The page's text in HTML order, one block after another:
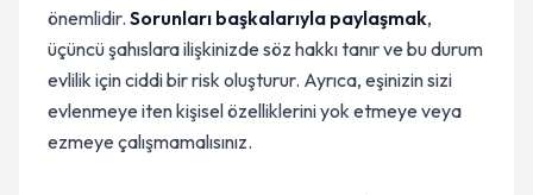
önemlidir. Sorunları başkalarıyla paylaşmak,
üçüncü şahıslara ilişkinizde söz hakkı tanır ve bu durum
evlilik için ciddi bir risk oluşturur. Ayrıca, eşinizin sizi
evlenmeye iten kişisel özelliklerini yok etmeye veya
ezmeye çalışmamalısınız.